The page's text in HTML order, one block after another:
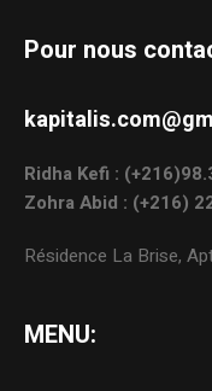
Pour nous
Ridha Kefi :
Zohra Abid : (+216)
Résidence La Brise,
MENU: